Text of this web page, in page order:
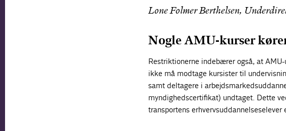
Lone Folmer Berthelsen,
Nogle AMU-kurser
Restriktionerne indebærer også, at
ikke må modtage kursister til
samt deltagere i
myndighedscertifikat) undtaget. Dette
transportens